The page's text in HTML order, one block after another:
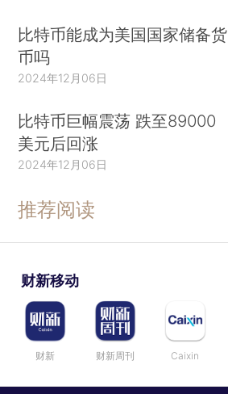
比特币能成为美国国家储备货
币吗
2024年12月06日
比特币巨幅震荡 跌至89000
美元后回涨
2024年12月06日
推荐阅读
财新移动
财新 财新周刊 Caixin